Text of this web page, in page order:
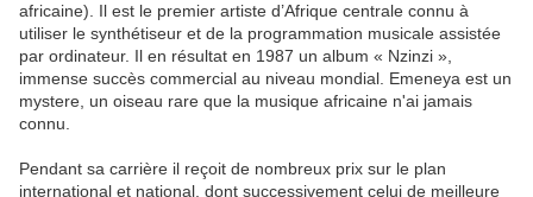
africaine). Il est le premier artiste d’Afrique centrale connu à
utiliser le synthétiseur et de la programmation musicale assistée
par ordinateur. Il en résultat en 1987 un album « Nzinzi »,
immense succès commercial au niveau mondial. Emeneya est un
mystere, un oiseau rare que la musique africaine n'ai jamais
connu.
Pendant sa carrière il reçoit de nombreux prix sur le plan
international et national, dont successivement celui de meilleure